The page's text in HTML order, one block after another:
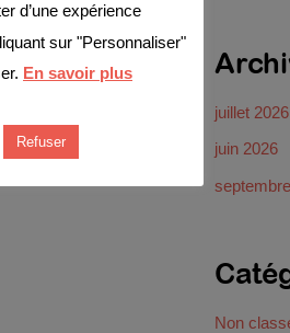
juillet 2026
juin 2026
Non
d’une expérience
sur "Personnaliser"
En savoir plus
Refuser